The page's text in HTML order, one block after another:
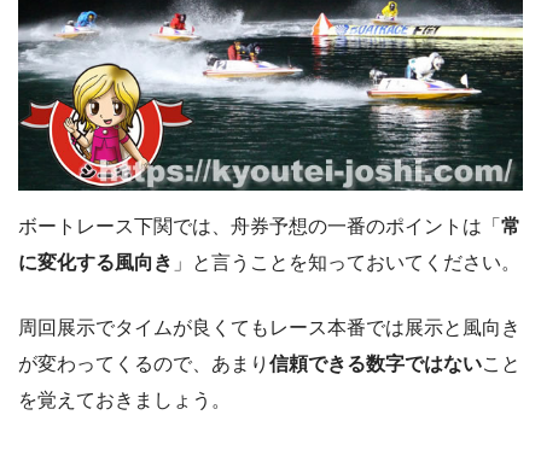
ボートレース下関では、舟券予想の一番のポイントは「 常
に変化する風向き 」と言うことを知っておいてください。
周回展示でタイムが良くてもレース本番では展示と風向き
が変わってくるので、あまり 信頼できる数字ではないこと
を覚えておきましょう。